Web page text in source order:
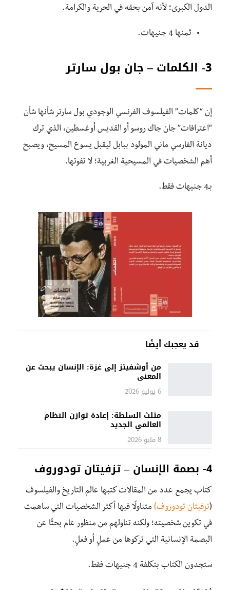
الدول الكبرى؛ لأنه آمن بحقه في الحرية والكرامة.
ثمنها 4 جنيهات.
3- الكلمات – جان بول سارتر
إن “كلمات” الفيلسوف الفرنسي الوجودي بول سارتر شأنها شأن
“اعترافات” جان جاك روسو أو القديس أوغسطين، الذي ترك
ديانة الفارسي ماني المولود ببابل ليقبل يسوع المسيح، ويصبح
أهم الشخصيات في المسيحية الغربية؛ لا تفوتها.
بـ4 جنيهات فقط.
قد يعجبك أيضًا
من أوشفيتز إلى غزة: الإنسان يبحث عن
المعنى
6 يوليو 2026
مثلث السلطة: إعادة توازن النظام
العالمي الجديد
8 مايو 2026
4- بصمة الإنسان – تزفيتان تودوروف
كتاب يجمع عدد من المقالات كتبها عالم التاريخ والفيلسوف
(تزفيتان تودوروف) متناولًا فيها أكثر الشخصيات التي ساهمت
في تكوين شخصيته؛ ولكنه تناولهم من منظور عام بحثًا عن
البصمة الإنسانية التي تركوها من عملٍ أو فعلٍ.
ستجدون الكتاب بتكلفة 4 جنيهات فقط.